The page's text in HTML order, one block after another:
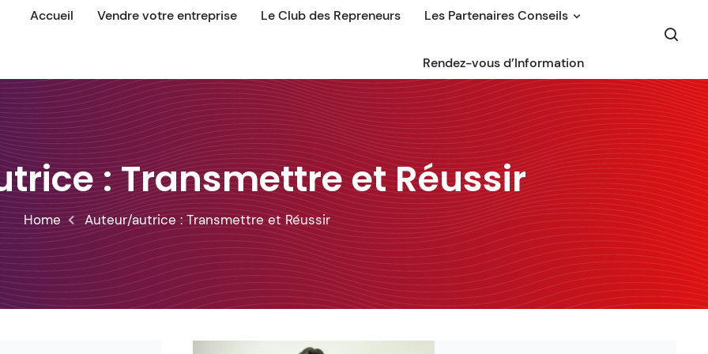
Accueil Vendre votre entreprise Le Club des Repreneurs Les Partenaires Conseils
Rendez-vous d’Information
:Transmettre et Réussir
Home Auteur/autrice : Transmettre et Réussir